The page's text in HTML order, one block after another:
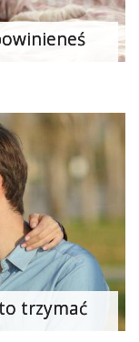
trzymać